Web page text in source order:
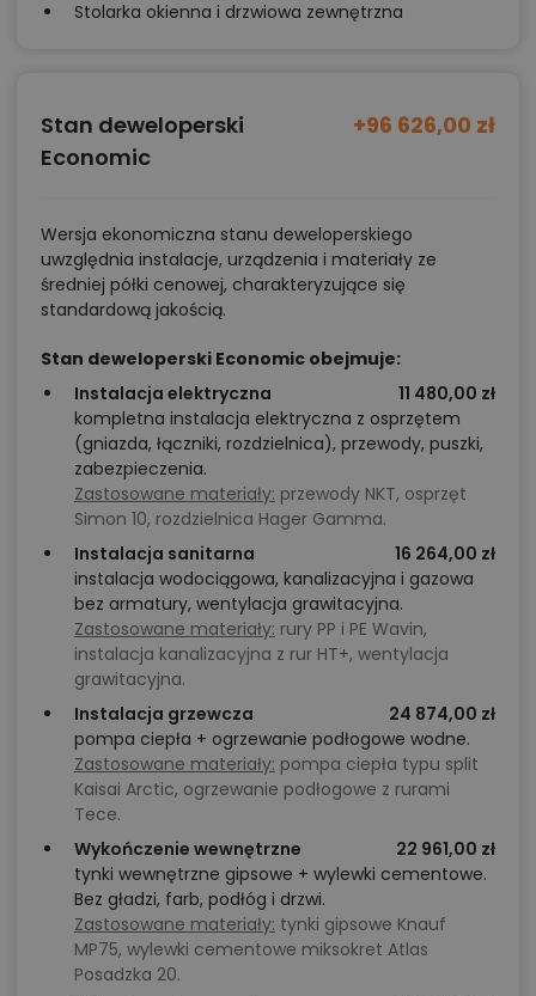
Stolarka okienna i drzwiowa zewnętrzna
Stan deweloperski
Economic
+96 626,00 zł
Wersja ekonomiczna stanu deweloperskiego
uwzględnia instalacje, urządzenia i materiały ze
średniej półki cenowej, charakteryzujące się
standardową jakością.
Stan deweloperski Economic obejmuje:
Instalacja elektryczna
11 480,00 zł
kompletna instalacja elektryczna z osprzętem
(gniazda, łączniki, rozdzielnica), przewody, puszki,
zabezpieczenia.
Zastosowane materiały: przewody NKT, osprzęt
Simon 10, rozdzielnica Hager Gamma.
Instalacja sanitarna
16 264,00 zł
instalacja wodociągowa, kanalizacyjna i gazowa
bez armatury, wentylacja grawitacyjna.
Zastosowane materiały: rury PP i PE Wavin,
instalacja kanalizacyjna z rur HT+, wentylacja
grawitacyjna.
Instalacja grzewcza
24 874,00 zł
pompa ciepła + ogrzewanie podłogowe wodne.
Zastosowane materiały: pompa ciepła typu split
Kaisai Arctic, ogrzewanie podłogowe z rurami
Tece.
Wykończenie wewnętrzne
22 961,00 zł
tynki wewnętrzne gipsowe + wylewki cementowe.
Bez gładzi, farb, podłóg i drzwi.
Zastosowane materiały: tynki gipsowe Knauf
MP75, wylewki cementowe miksokret Atlas
Posadzka 20.